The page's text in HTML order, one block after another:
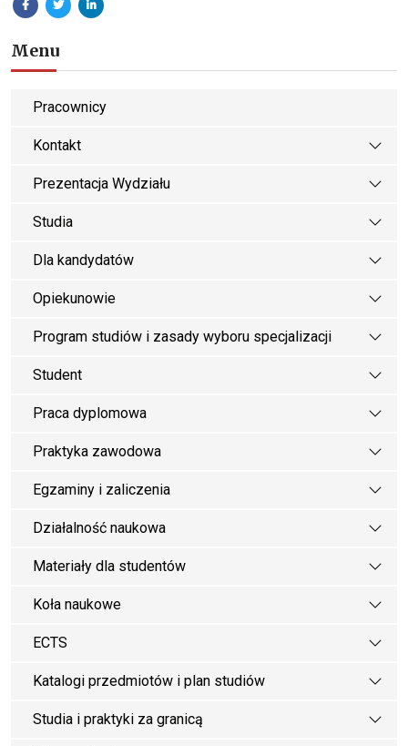
Menu
Pracownicy
Kontakt
Prezentacja Wydziału
Studia
Dla kandydatów
Opiekunowie
Program studiów i zasady wyboru specjalizacji
Student
Praca dyplomowa
Praktyka zawodowa
Egzaminy i zaliczenia
Działalność naukowa
Materiały dla studentów
Koła naukowe
ECTS
Katalogi przedmiotów i plan studiów
Studia i praktyki za granicą